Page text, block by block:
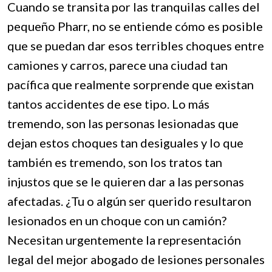
Cuando se transita por las tranquilas calles del
pequeño Pharr, no se entiende cómo es posible
que se puedan dar esos terribles choques entre
camiones y carros, parece una ciudad tan
pacífica que realmente sorprende que existan
tantos accidentes de ese tipo. Lo más
tremendo, son las personas lesionadas que
dejan estos choques tan desiguales y lo que
también es tremendo, son los tratos tan
injustos que se le quieren dar a las personas
afectadas. ¿Tu o algún ser querido resultaron
lesionados en un choque con un camión?
Necesitan urgentemente la representación
legal del mejor abogado de lesiones personales